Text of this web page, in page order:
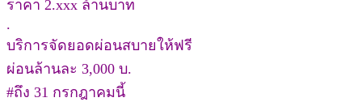
ราคา 2.xxx ล้านบาท
.
บริการจัดยอดผ่อนสบายให้ฟรี
ผ่อนล้านละ 3,000 บ.
#ถึง 31 กรกฎาคมนี้